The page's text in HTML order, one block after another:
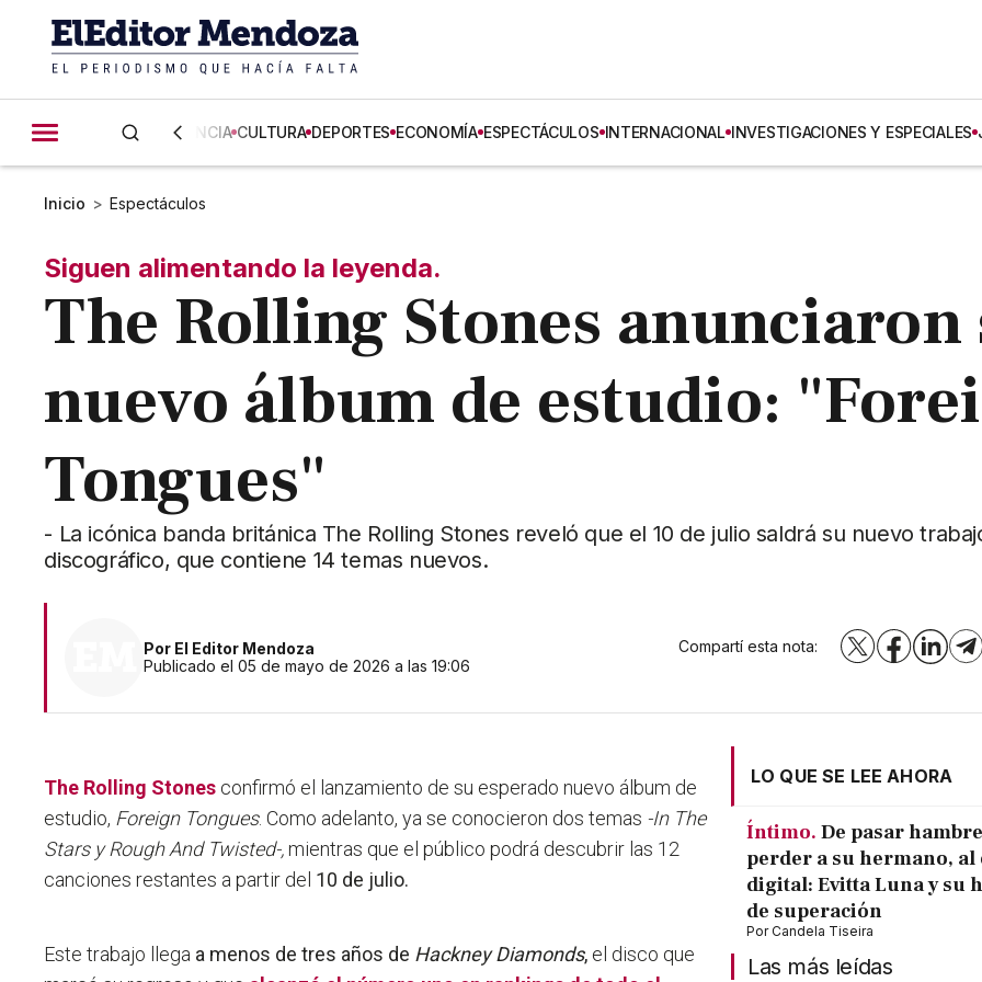
CIENCIA CULTURA DEPORTES ECONOMÍA ESPECTÁCULOS INTERNACIONAL INVESTIGACIONES Y ESPECIALES
Inicio > Espectáculos
Siguen alimentando la leyenda.
The Rolling Stones anunciaron
nuevo álbum de estudio:
Tongues"
- La icónica banda británica The Rolling Stones reveló que el 10 de julio saldrá su nuevo
discográfico, que contiene 14 temas nuevos.
Por El Editor Mendoza
Publicado el 05 de mayo de 2026 a las 19:06
Compartí esta nota: X Facebook
The Rolling Stones confirmó el lanzamiento de su esperado nuevo álbum de
estudio, Foreign Tongues. Como adelanto, ya se conocieron dos temas -In The
Stars y Rough And Twisted-,mientras que el público podrá descubrir las 12
canciones restantes a partir del 10 de julio.
Este trabajo llega a menos de tres años de Hackney Diamonds, el disco que
LO QUE SE LEE AHORA
Íntimo. De pasar
perder a su hermano, al
digital: Evitta Luna y su
de superación
PorCandela Tiseira
Las más leídas